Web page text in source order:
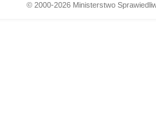
© 2000-2026 Ministerstwo